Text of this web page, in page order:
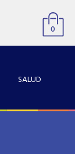
0
SALUD